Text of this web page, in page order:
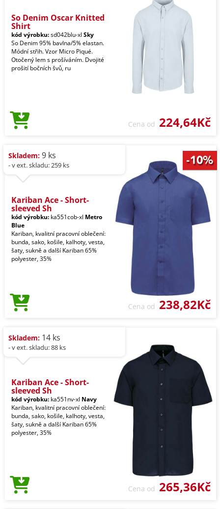
So Denim Oscar Knitted
Shirt
kód výrobku:sd042blu-xl Sky
So Denim 95% bavlna/5% elastan.
Módní střih. Vzor Micro Piqué.
Otočený lem s prošíváním. Dvojité
prošití bočních švů, ru
Cena od 224,64Kč
Skladem: 9 ks
- v ext. skladu: 259 ks
Kariban Ace - Short-
sleeved Sh
kód výrobku: ka551cob-xl Metro
Blue
Kariban, kvalitní pracovní oblečení:
bunda, sako, košile, kalhoty, vesta,
šaty, sukně a další Kariban 65%
polyester, 35%
Cena od 238,82Kč
Skladem: 14 ks
- v ext. skladu: 88 ks
Kariban Ace - Short-
sleeved Sh
kód výrobku: ka551nv-xl Navy
Kariban, kvalitní pracovní oblečení:
bunda, sako, košile, kalhoty, vesta,
šaty, sukně a další Kariban 65%
polyester, 35%
Cena od 265,36Kč